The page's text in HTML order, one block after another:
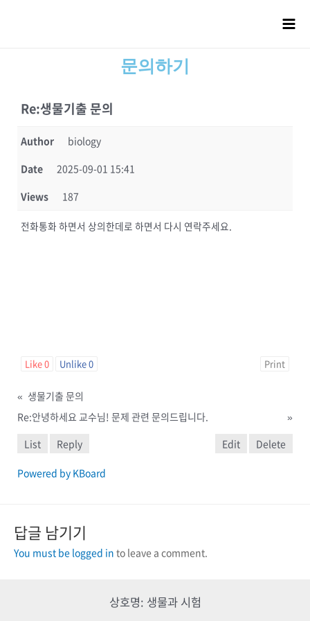
문의하기
Re:생물기출 문의
Author
biology
Date
2025-09-01 15:41
Views
187
전화통화 하면서 상의한데로 하면서 다시 연락주세요.
Like0 Unlike0 Print
« 생물기출 문의
Re:안녕하세요 교수님! 문제 관련 문의드립니다.
»
List
Reply Edit Delete
Powered by KBoard
답글 남기기
You must be logged in to leave a comment.
상호명: 생물과 시험